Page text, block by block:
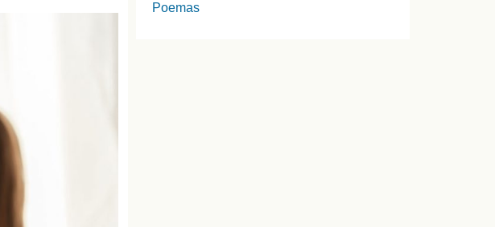
Poemas